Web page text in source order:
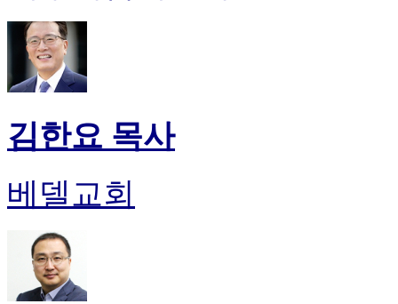
김한요 목사
베델교회